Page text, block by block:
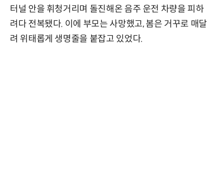
터널 안을 휘청거리며 돌진해온 음주 운전 차량을 피하
려다 전복됐다. 이에 부모는 사망했고, 봄은 거꾸로 매달
려 위태롭게 생명줄을 붙잡고 있었다.